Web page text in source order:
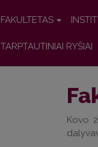
FAKULTETAS
TARPTAUTINIAI RYŠIAI
Kovo